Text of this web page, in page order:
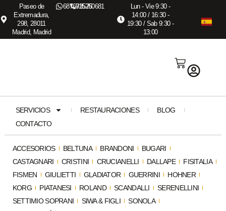
Paseo de
Extremadura,
298, 28011
Madrid, Madrid
687673575
915260681
Lun - Vie 9:30 -
14:00 / 16:30 -
19:30 / Sab 9:30 -
13:00
ACCESORIOS BELTUNA BRANDONI
BUGARI
CASTAGNARI
CRISTINI CRUCIANELLI DALLAPE
FISITALIA
FISMEN
GIULIETTI GLADIATOR GUERRINI
HOHNER
KORG
PIATANESI ROLAND SCANDALLI
SERENELLINI
SETTIMIO SOPRANI
SIWA & FIGLI
SONOLA
SERVICIOS RESTAURACIONES
BLOG
CONTACTO